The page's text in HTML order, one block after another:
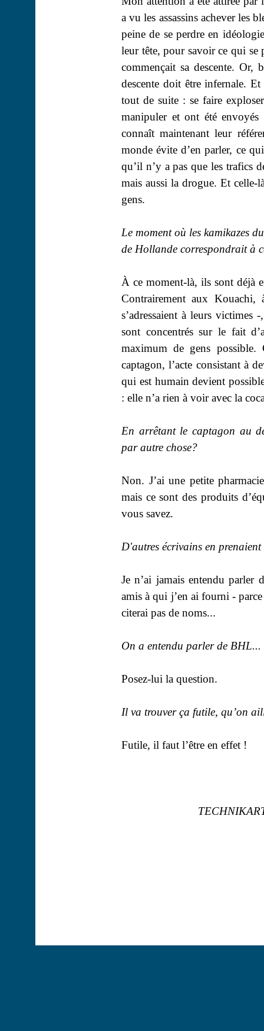
a vu les assassins achever les
peine de se perdre en
leur tête, pour savoir ce qui se
commençait sa descente. Or,
descente doit être infernale.
tout de suite : se faire
manipuler et ont été
connaît maintenant leur
monde évite d’en parler, ce
qu’il n’y a pas que les trafics
mais aussi la drogue. Et celle-
gens.
Le moment où les kamikazes
de Hollande correspondrait à
À ce moment-là, ils sont déjà
Contrairement aux
s’adressaient à leurs
sont concentrés sur le fait
maximum de gens possible.
captagon, l’acte consistant à
qui est humain devient
: elle n’a rien à voir avec la
En arrêtant le captagon au
par autre chose?
Non. J’ai une petite
mais ce sont des produits
vous savez.
D'autres écrivains en
Je n’ai jamais entendu parler
amis à qui j’en ai fourni -
citerai pas de noms...
On a entendu parler de BHL...
Posez-lui la question.
Il va trouver ça futile, qu’on
Futile, il faut l’être en effet !